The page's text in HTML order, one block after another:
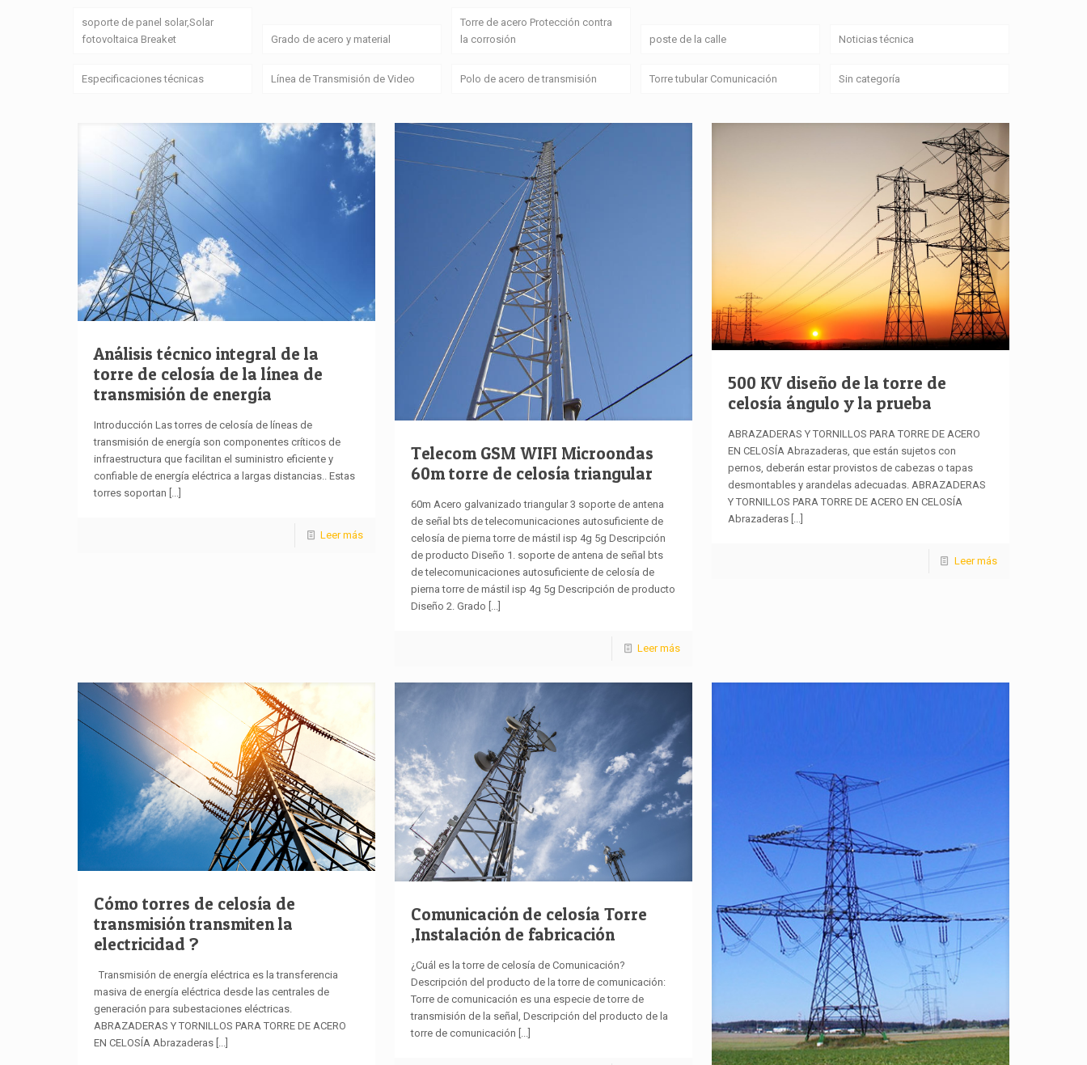
soporte de panel solar,Solar
fotovoltaica Breaket
Grado de acero y material
Torre de acero Protección contra
la corrosión
poste de la calle Noticias técnica
Especificaciones técnicas Línea de Transmisión de Video Polo de acero de transmisión Torre tubular Comunicación Sin categoría
Análisis técnico integral de la
torre de celosía de la línea de
transmisión de energía
Introducción Las torres de celosía de líneas de
transmisión de energía son componentes críticos de
infraestructura que facilitan el suministro eficiente y
confiable de energía eléctrica a largas distancias.. Estas
torres soportan [...]
Leer más
Telecom GSM WIFI Microondas
60m torre de celosía triangular
60m Acero galvanizado triangular 3 soporte de antena
de señal bts de telecomunicaciones autosuficiente de
celosía de pierna torre de mástil isp 4g 5g Descripción
de producto Diseño 1. soporte de antena de señal bts
de telecomunicaciones autosuficiente de celosía de
pierna torre de mástil isp 4g 5g Descripción de producto
Diseño 2. Grado
Leer más
500 KV diseño de la torre de
celosía ángulo y la prueba
ABRAZADERAS Y TORNILLOS PARA TORRE DE ACERO
EN CELOSÍA Abrazaderas, que están sujetos con
pernos, deberán estar provistos de cabezas o tapas
desmontables y arandelas adecuadas. ABRAZADERAS
Y TORNILLOS PARA TORRE DE ACERO EN CELOSÍA
Abrazaderas[...]
Leer más
Cómo torres de celosía de
transmisión transmiten la
electricidad ?
Transmisión de energía eléctrica es la transferencia
masiva de energía eléctrica desde las centrales de
generación para subestaciones eléctricas.
ABRAZADERAS Y TORNILLOS PARA TORRE DE ACERO
EN CELOSÍA Abrazaderas[...]
Comunicación de celosía Torre
,Instalación de fabricación
¿Cuál es la torre de celosía de Comunicación?
Descripción del producto de la torre de comunicación:
Torre de comunicación es una especie de torre de
transmisión de la señal, Descripción del producto de la
torre de comunicación [...]